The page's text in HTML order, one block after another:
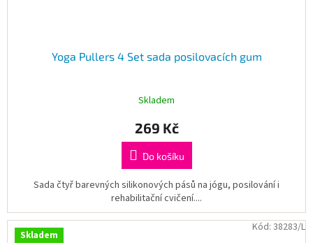
Yoga Pullers 4 Set sada posilovacích gum
Skladem
269 Kč
Do košíku
Sada čtyř barevných silikonových pásů na jógu, posilování i
rehabilitační cvičení....
Skladem
Kód: 38283/L